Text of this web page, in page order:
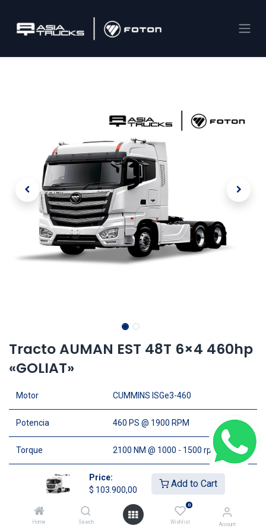
Price:
$ 103.900,00
Add to Cart
Home Search
0
Wishlist Account
Tracto AUMAN EST 48T 6×4 460hp
«GOLIAT»
Motor CUMMINS ISGe3-460
Potencia 460 PS @ 1900 RPM
Torque 2100 NM @ 1000 - 1500 rpm
Transmision Hidraúlica, asistida ZF
Cabina Techo alto con A/C & Calefacción